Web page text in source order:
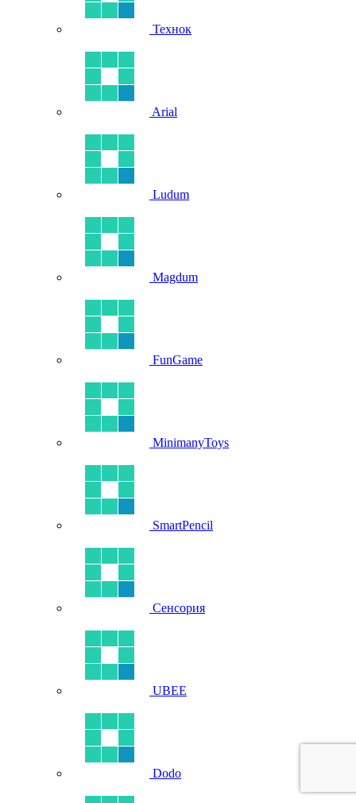
Технок
Arial
Ludum
Magdum
FunGame
MinimanyToys
SmartPencil
Сенсория
UBEE
Dodo